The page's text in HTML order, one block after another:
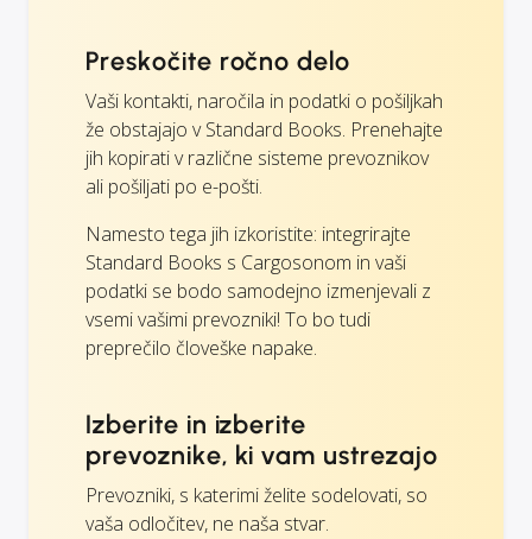
Preskočite ročno delo
Vaši kontakti, naročila in podatki o pošiljkah
že obstajajo v Standard Books. Prenehajte
jih kopirati v različne sisteme prevoznikov
ali pošiljati po e-pošti.
Namesto tega jih izkoristite: integrirajte
Standard Books s Cargosonom in vaši
podatki se bodo samodejno izmenjevali z
vsemi vašimi prevozniki! To bo tudi
preprečilo človeške napake.
Izberite in izberite
prevoznike, ki vam ustrezajo
Prevozniki, s katerimi želite sodelovati, so
vaša odločitev, ne naša stvar.